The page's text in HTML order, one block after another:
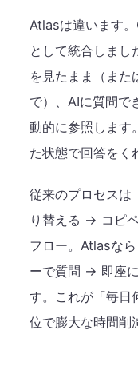
Atlasは違います
として統合しまし
を見たまま（また
で）、AIに質問で
動的に参照します
た状態で回答をく
従来のプロセス
り替える → コピ
フロー。Atlasな
ーで質問 → 即座
す。これが「毎日
位で膨大な時間削